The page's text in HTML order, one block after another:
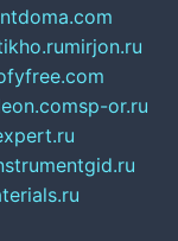
mirjon.ru
sp-or.ru